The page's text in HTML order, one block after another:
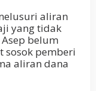
aliran
yang tidak
belum
sosok pemberi
aliran dana